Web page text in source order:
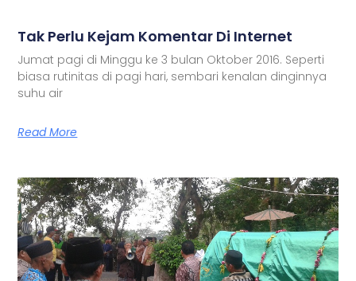
Tak Perlu Kejam Komentar Di Internet
Jumat pagi di Minggu ke 3 bulan Oktober 2016. Seperti
biasa rutinitas di pagi hari, sembari kenalan dinginnya
suhu air
Read More